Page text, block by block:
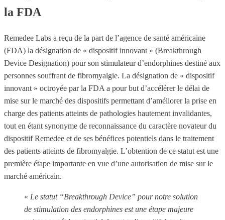
la FDA
Remedee Labs a reçu de la part de l’agence de santé américaine
(FDA) la désignation de « dispositif innovant » (Breakthrough
Device Designation) pour son stimulateur d’endorphines destiné aux
personnes souffrant de fibromyalgie. La désignation de « dispositif
innovant » octroyée par la FDA a pour but d’accélérer le délai de
mise sur le marché des dispositifs permettant d’améliorer la prise en
charge des patients atteints de pathologies hautement invalidantes,
tout en étant synonyme de reconnaissance du caractère novateur du
dispositif Remedee et de ses bénéfices potentiels dans le traitement
des patients atteints de fibromyalgie. L’obtention de ce statut est une
première étape importante en vue d’une autorisation de mise sur le
marché américain.
« Le statut “Breakthrough Device” pour notre solution
de stimulation des endorphines est une étape majeure